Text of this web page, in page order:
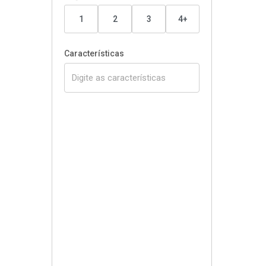
1 2 3 4+
Características